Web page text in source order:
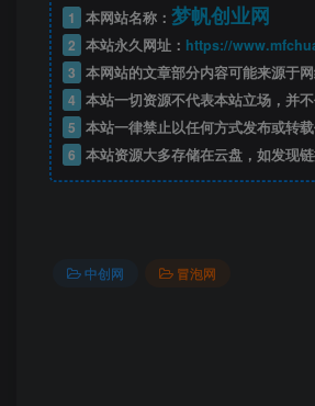
1 本网站名称： 梦帆创业网
2 本站永久网址： https://
3 本网站的文章部分内容可能来源于
4 本站一切资源不代表本站立场，并
5 本站一律禁止以任何方式发布或转
6 本站资源大多存储在云盘，如发现
中创网 冒泡网